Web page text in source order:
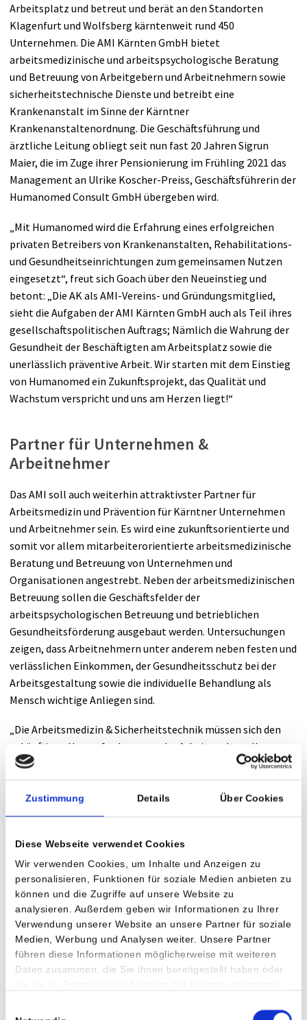
Zustimmung Details Über Cookies
Diese Webseite verwendet Cookies
Wir verwenden Cookies, um Inhalte und Anzeigen zu
personalisieren, Funktionen für soziale Medien anbieten zu
können und die Zugriffe auf unsere Website zu
analysieren. Außerdem geben wir Informationen zu Ihrer
Verwendung unserer Website an unsere Partner für soziale
Medien, Werbung und Analysen weiter. Unsere Partner
führen diese Informationen möglicherweise mit weiteren
Daten zusammen, die Sie ihnen bereitgestellt haben oder
Arbeitsplatz und betreut und berät an den Standorten
Klagenfurt und Wolfsberg kärntenweit rund 450
Unternehmen. Die AMI Kärnten GmbH bietet
arbeitsmedizinische und arbeitspsychologische Beratung
und Betreuung von Arbeitgebern und Arbeitnehmern sowie
sicherheitstechnische Dienste und betreibt eine
Krankenanstalt im Sinne der Kärntner
Krankenanstaltenordnung. Die Geschäftsführung und
ärztliche Leitung obliegt seit nun fast 20 Jahren Sigrun
Maier, die im Zuge ihrer Pensionierung im Frühling 2021 das
Management an Ulrike Koscher-Preiss, Geschäftsführerin der
Humanomed Consult GmbH übergeben wird.
„Mit Humanomed wird die Erfahrung eines erfolgreichen
privaten Betreibers von Krankenanstalten, Rehabilitations-
und Gesundheitseinrichtungen zum gemeinsamen Nutzen
eingesetzt“, freut sich Goach über den Neueinstieg und
betont: „Die AK als AMI-Vereins- und Gründungsmitglied,
sieht die Aufgaben der AMI Kärnten GmbH auch als Teil ihres
gesellschaftspolitischen Auftrags; Nämlich die Wahrung der
Gesundheit der Beschäftigten am Arbeitsplatz sowie die
unerlässlich präventive Arbeit. Wir starten mit dem Einstieg
von Humanomed ein Zukunftsprojekt, das Qualität und
Wachstum verspricht und uns am Herzen liegt!“
Partner für Unternehmen &
Arbeitnehmer
Das AMI soll auch weiterhin attraktivster Partner für
Arbeitsmedizin und Prävention für Kärntner Unternehmen
und Arbeitnehmer sein. Es wird eine zukunftsorientierte und
somit vor allem mitarbeiterorientierte arbeitsmedizinische
Beratung und Betreuung von Unternehmen und
Organisationen angestrebt. Neben der arbeitsmedizinischen
Betreuung sollen die Geschäftsfelder der
arbeitspsychologischen Betreuung und betrieblichen
Gesundheitsförderung ausgebaut werden. Untersuchungen
zeigen, dass Arbeitnehmern unter anderem neben festen und
verlässlichen Einkommen, der Gesundheitsschutz bei der
Arbeitsgestaltung sowie die individuelle Behandlung als
Mensch wichtige Anliegen sind.
„Die Arbeitsmedizin & Sicherheitstechnik müssen sich den
zukünftigen Herausforderungen der Arbeitswelt stellen.
Digitalisierung, Vernetzung und demographischer Wandel
verändern unsere Arbeitswelt“, so Ulrike Koscher-Preiss,
Geschäftsführerin Humanomed Consult. Lag der Fokus der
Arbeitsmedizin bisher bei den Risiken wie schwere
zunehmend die psychischen Belastungen durch Homeoffice
bzw. dem Wegfall von festen Büroarbeitsplätzen, die
permanente Erreichbarkeit sowie die Erhöhung des
Arbeitsvolumens in den Vordergrund. Seit einigen Jahren
zeigt sich, dass die Zahl der Arbeitsunfälle in Österreich
rückläufig ist, während sich ein starker Anstieg an
psychischen Erkrankungen feststellen lässt. Mit den sich
ändernden Arbeitswelten, ändern sich auch die
Oberstes Ziel der AMI GmbH ist der Schutz der Gesundheit der